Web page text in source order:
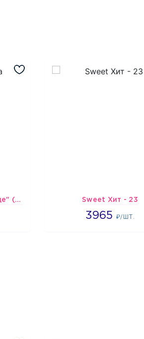
Шарик-открытка "Сердце" (45 см) - 2 Sweet Хит - 23
3965 ₽/ШТ.
3965